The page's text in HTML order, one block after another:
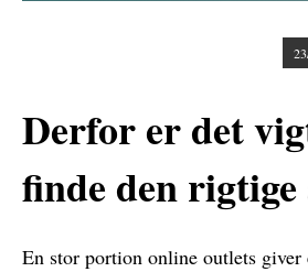
Derfor er det
finde den rigtige
En stor portion online outlets giver